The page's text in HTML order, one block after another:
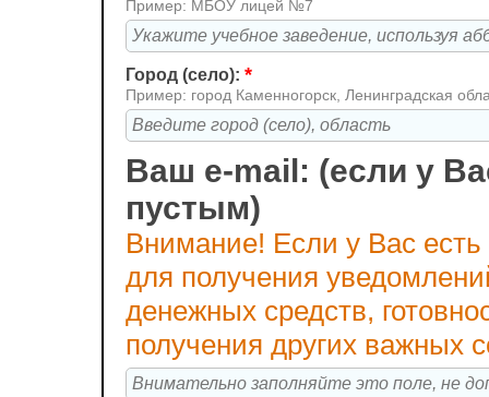
Пример: МБОУ лицей №7
Город (село): *
Пример: город Каменногорск, Ленинградская
Ваш e-mail: (если у
пустым)
Внимание! Если у Вас
для получения
денежных средств,
получения других важных